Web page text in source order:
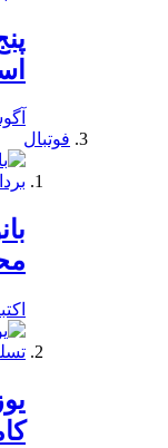
فوتبال
اکتبر 15,